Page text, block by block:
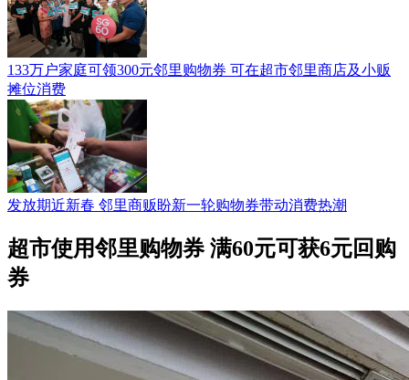
133万户家庭可领300元邻里购物券 可在超市邻里商店及小贩
摊位消费
发放期近新春 邻里商贩盼新一轮购物券带动消费热潮
超市使用邻里购物券 满60元可获6元回购
券